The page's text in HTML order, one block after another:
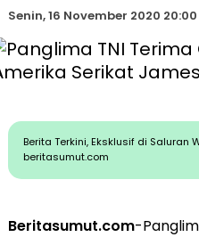
Senin, 16 November 2020 20:00
Berita Terkini, Eksklusif di Saluran
beritasumut.com
Beritasumut.com-